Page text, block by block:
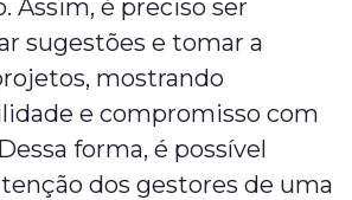
Assim, é preciso ser
sugestões e tomar a
mostrando
e compromisso com
forma, é possível
dos gestores de uma